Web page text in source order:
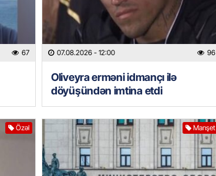
67 07.08.2026 - 12:00 96
Oliveyra erməni idmançı ilə
döyüşündən imtina etdi
Özəl Manşet